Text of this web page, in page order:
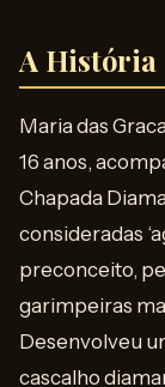
A História
Maria das
16 anos,
Chapada
consideradas
preconceito,
garimpeiras
Desenvolveu
cascalho